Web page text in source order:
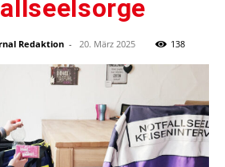
Redaktion - 20. März 2025 138